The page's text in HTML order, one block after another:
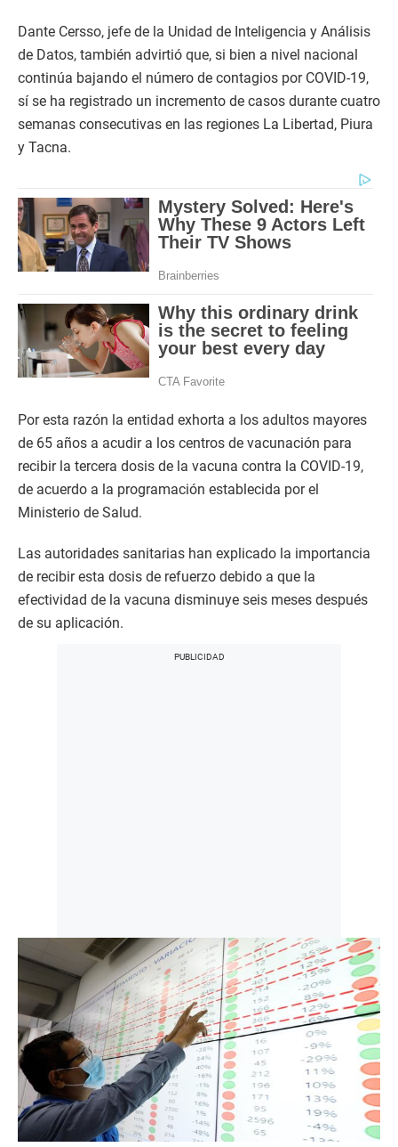
Dante Cersso, jefe de la Unidad de Inteligencia y Análisis
de Datos, también advirtió que, si bien a nivel nacional
continúa bajando el número de contagios por COVID-19,
sí se ha registrado un incremento de casos durante cuatro
semanas consecutivas en las regiones La Libertad, Piura
y Tacna.
Por esta razón la entidad exhorta a los adultos mayores
de 65 años a acudir a los centros de vacunación para
recibir la tercera dosis de la vacuna contra la COVID-19,
de acuerdo a la programación establecida por el
Ministerio de Salud.
Las autoridades sanitarias han explicado la importancia
de recibir esta dosis de refuerzo debido a que la
efectividad de la vacuna disminuye seis meses después
de su aplicación.